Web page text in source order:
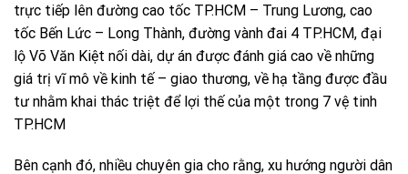
trực tiếp lên đường cao tốc TP.HCM – Trung Lương, cao
tốc Bến Lức – Long Thành, đường vành đai 4 TP.HCM, đại
lộ Võ Văn Kiệt nối dài, dự án được đánh giá cao về những
giá trị vĩ mô về kinh tế – giao thương, về hạ tầng được đầu
tư nhằm khai thác triệt để lợi thế của một trong 7 vệ tinh
TP.HCM
Bên cạnh đó, nhiều chuyên gia cho rằng, xu hướng người dân